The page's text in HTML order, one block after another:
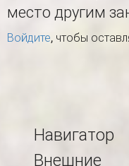
место другим
Войдите, чтобы
Навигатор
Внешние